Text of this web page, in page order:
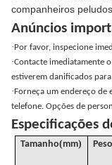
companheiros peludos.
Anúncios
·Por favor, inspecione
·Contacte imediatamente
estiverem danificados
·Forneça um endereço de
telefone. Opções de
Especificações
Tamanho(mm) Peso